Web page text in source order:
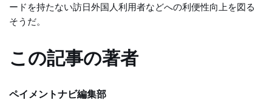
ードを持たない訪日外国人利用者などへの利便性向上を図る
そうだ。
この記事の著者
ペイメントナビ編集部